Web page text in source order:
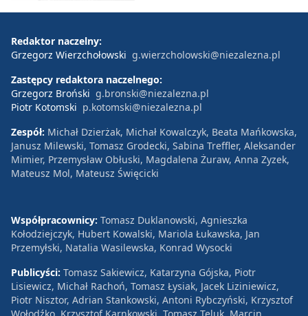
Redaktor naczelny:
Grzegorz Wierzchołowski g.wierzcholowski@niezalezna.pl
Zastępcy redaktora naczelnego:
Grzegorz Broński g.bronski@niezalezna.pl
Piotr Kotomski p.kotomski@niezalezna.pl
Zespół: Michał Dzierżak, Michał Kowalczyk, Beata Mańkowska,
Janusz Milewski, Tomasz Grodecki, Sabina Treffler, Aleksander
Mimier, Przemysław Obłuski, Magdalena Żuraw, Anna Zyzek,
Mateusz Mol, Mateusz Święcicki
Współpracownicy: Tomasz Duklanowski, Agnieszka
Kołodziejczyk, Hubert Kowalski, Mariola Łukawska, Jan
Przemyłski, Natalia Wasilewska, Konrad Wysocki
Publicyści: Tomasz Sakiewicz, Katarzyna Gójska, Piotr
Lisiewicz, Michał Rachoń, Tomasz Łysiak, Jacek Liziniewicz,
Piotr Nisztor, Adrian Stankowski, Antoni Rybczyński, Krzysztof